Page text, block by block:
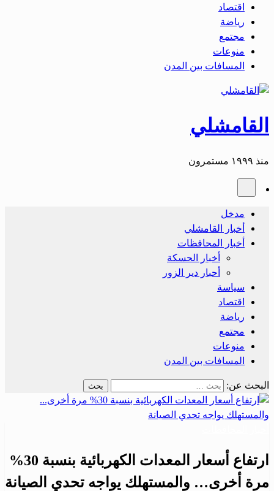
اقتصاد
رياضة
مجتمع
منوعات
المسافات بين المدن
القامشلي
منذ ١٩٩٩ مستمرون
مدخل
أخبار القامشلي
أخبار المحافظات
أخبار الحسكة
أحبار دير الزور
سياسة
اقتصاد
رياضة
مجتمع
منوعات
المسافات بين المدن
البحث عن:
ارتفاع أسعار المعدات الكهربائية بنسبة 30%
مرة أخرى… والمستهلك يواجه تحدي الصيانة